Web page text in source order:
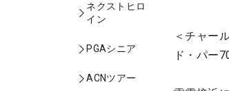
ネクストヒロ
イン
PGAシニア
ACNツアー
＜チャー
ド・パー